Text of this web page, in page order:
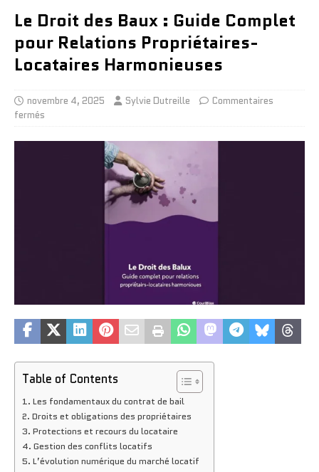
Le Droit des Baux : Guide Complet
pour Relations Propriétaires-
Locataires Harmonieuses
novembre 4, 2025 Sylvie Dutreille
Commentaires
fermés
Table of Contents
Les fondamentaux du contrat de bail
Droits et obligations des propriétaires
Protections et recours du locataire
Gestion des conflits locatifs
L’évolution numérique du marché locatif